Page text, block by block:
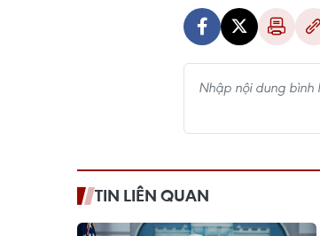
TIN LIÊN QUAN